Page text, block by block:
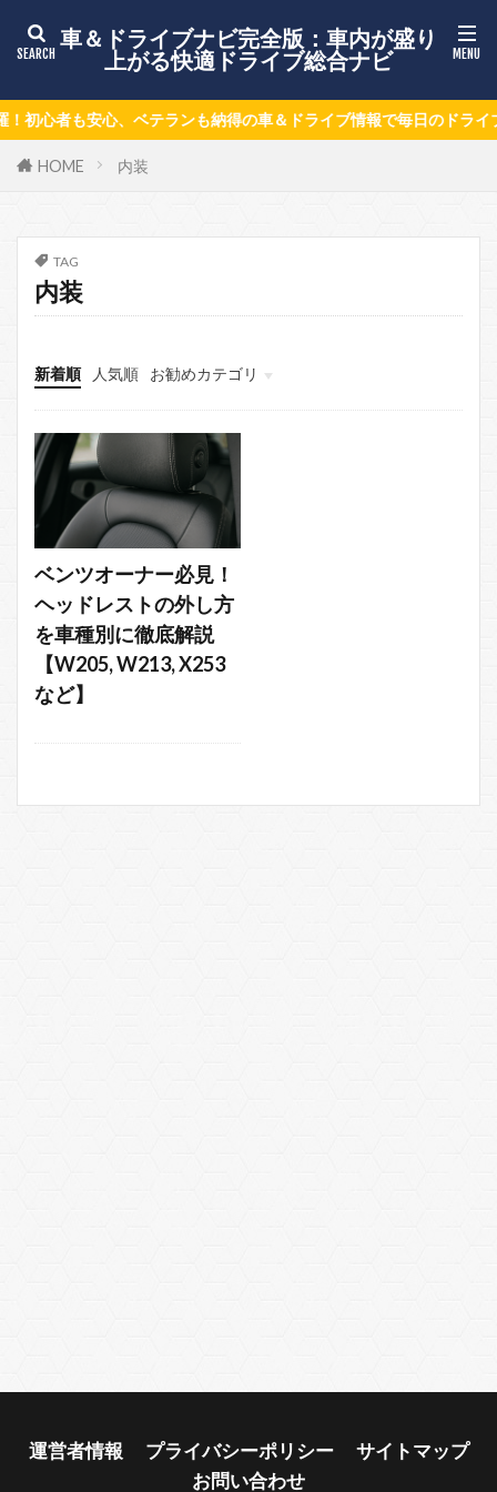
車＆ドライブナビ完全版：車内が盛り
上がる快適ドライブ総合ナビ
心者も安心、ベテランも納得の車＆ドライブ情報で毎日のドライブ
HOME 内装
TAG
内装
新着順 人気順 お勧めカテゴリ
情報募集ページ
keni8-child
ベンツオーナー必見！
ヘッドレストの外し方
を車種別に徹底解説
【W205, W213, X253
など】
運営者情報 プライバシーポリシー
サイトマップ
お問い合わせ